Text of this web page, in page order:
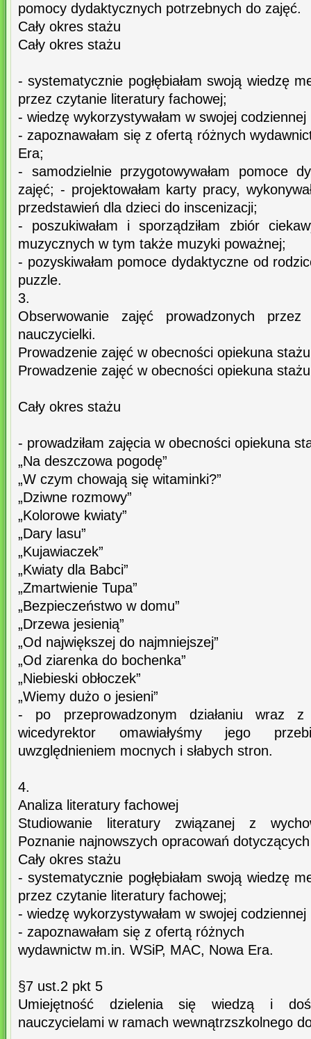
pomocy dydaktycznych potrzebnych do zajęć.
Cały okres stażu
Cały okres stażu
- systematycznie pogłębiałam swoją wiedzę
przez czytanie literatury fachowej;
- wiedzę wykorzystywałam w swojej codziennej
- zapoznawałam się z ofertą różnych
Era;
- samodzielnie przygotowywałam pomoce
zajęć; - projektowałam karty pracy,
przedstawień dla dzieci do inscenizacji;
- poszukiwałam i sporządziłam zbiór
muzycznych w tym także muzyki poważnej;
- pozyskiwałam pomoce dydaktyczne od
puzzle.
3.
Obserwowanie zajęć prowadzonych
nauczycielki.
Prowadzenie zajęć w obecności opiekuna
Prowadzenie zajęć w obecności opiekuna
Cały okres stażu
- prowadziłam zajęcia w obecności opiekuna
„Na deszczowa pogodę”
„W czym chowają się witaminki?”
„Dziwne rozmowy”
„Kolorowe kwiaty”
„Dary lasu”
„Kujawiaczek”
„Kwiaty dla Babci”
„Zmartwienie Tupa”
„Bezpieczeństwo w domu”
„Drzewa jesienią”
„Od największej do najmniejszej”
„Od ziarenka do bochenka”
„Niebieski obłoczek”
„Wiemy dużo o jesieni”
- po przeprowadzonym działaniu wraz z
wicedyrektor omawiałyśmy jego
uwzględnieniem mocnych i słabych stron.
4.
Analiza literatury fachowej
Studiowanie literatury związanej z
Poznanie najnowszych opracowań
Cały okres stażu
- systematycznie pogłębiałam swoją wiedzę
przez czytanie literatury fachowej;
- wiedzę wykorzystywałam w swojej codziennej
- zapoznawałam się z ofertą różnych
wydawnictw m.in. WSiP, MAC, Nowa Era.
§7 ust.2 pkt 5
Umiejętność dzielenia się wiedzą i
nauczycielami w ramach wewnątrzszkolnego